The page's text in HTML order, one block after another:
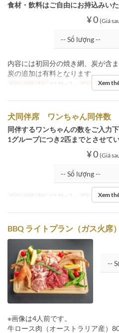
食材・飲料はご自由にお持込みいた
¥ 0 (Giá
内容には初回分の焼き網、炭が含ま
炭の追加は有料となります。
Ngày Hiệu lực 02 Thg 7 ~ Các Loại Ghế
Xem
犬同伴席 ワンちゃん同伴数
同伴するワンちゃんの数をご入力下
1グループにつき2匹までとさせて
¥ 0 (Giá
Ngày Hiệu lực 02 Thg 7 ~ Các Loại Ghế
Xem
BBQ ライトプラン（ガス火席）
※画像は4人前です。
牛ロース肉（オーストラリア産）